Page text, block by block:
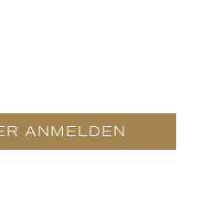
ANMELDEN